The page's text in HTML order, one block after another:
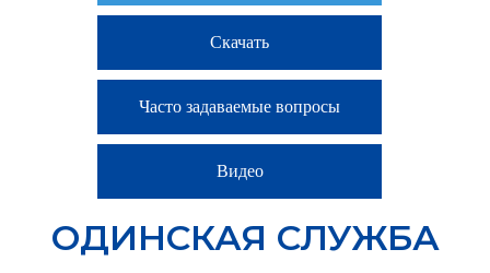
Скачать
Часто задаваемые вопросы
Видео
ОДИНСКАЯ СЛУЖБА